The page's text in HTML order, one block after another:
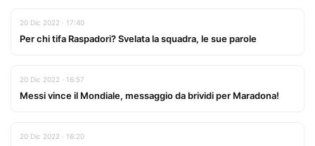
20 Dic 2022 · 17:40
Per chi tifa Raspadori? Svelata la squadra, le sue parole
20 Dic 2022 · 16:57
Messi vince il Mondiale, messaggio da brividi per Maradona!
20 Dic 2022 · 16:20